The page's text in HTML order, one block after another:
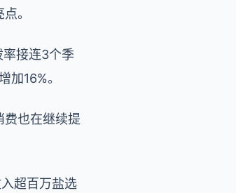
。
接连3个季
16%。
费也在继续提
超百万盐选